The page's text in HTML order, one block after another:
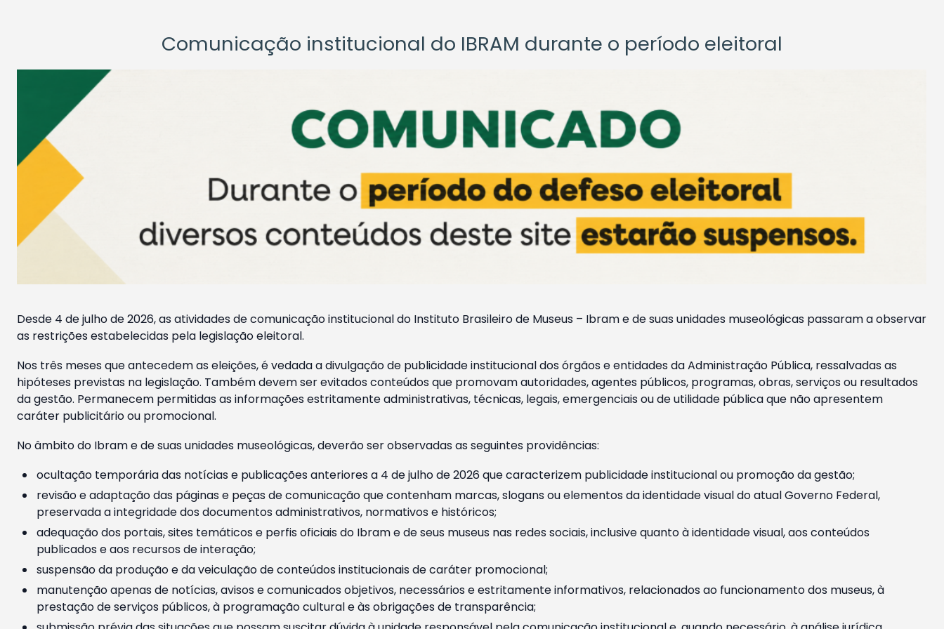
Comunicação institucional do IBRAM durante o período eleitoral
Desde 4 de julho de 2026, as atividades de comunicação institucional do Instituto Brasileiro de Museus – Ibram e de suas unidades museológicas passaram a observar
as restrições estabelecidas pela legislação eleitoral.
Nos três meses que antecedem as eleições, é vedada a divulgação de publicidade institucional dos órgãos e entidades da Administração Pública, ressalvadas as
hipóteses previstas na legislação. Também devem ser evitados conteúdos que promovam autoridades, agentes públicos, programas, obras, serviços ou resultados
da gestão. Permanecem permitidas as informações estritamente administrativas, técnicas, legais, emergenciais ou de utilidade pública que não apresentem
caráter publicitário ou promocional.
No âmbito do Ibram e de suas unidades museológicas, deverão ser observadas as seguintes providências:
ocultação temporária das notícias e publicações anteriores a 4 de julho de 2026 que caracterizem publicidade institucional ou promoção da gestão;
revisão e adaptação das páginas e peças de comunicação que contenham marcas, slogans ou elementos da identidade visual do atual Governo Federal,
preservada a integridade dos documentos administrativos, normativos e históricos;
adequação dos portais, sites temáticos e perfis oficiais do Ibram e de seus museus nas redes sociais, inclusive quanto à identidade visual, aos conteúdos
publicados e aos recursos de interação;
suspensão da produção e da veiculação de conteúdos institucionais de caráter promocional;
manutenção apenas de notícias, avisos e comunicados objetivos, necessários e estritamente informativos, relacionados ao funcionamento dos museus, à
prestação de serviços públicos, à programação cultural e às obrigações de transparência;